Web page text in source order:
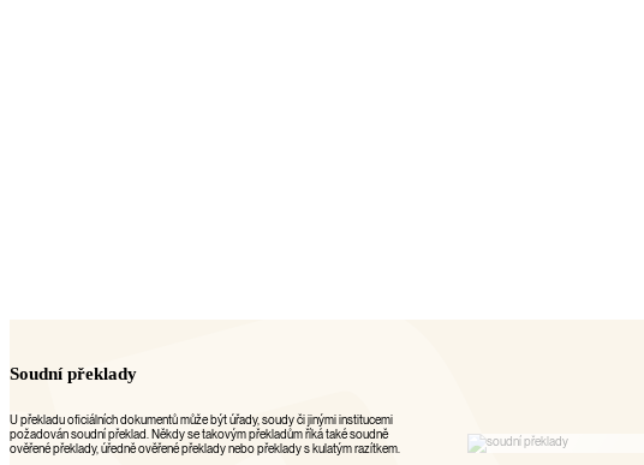
Soudní překlady
U překladu oficiálních dokumentů může být úřady, soudy či jinými institucemi
požadován soudní překlad. Někdy se takovým překladům říká také soudně
ověřené překlady, úředně ověřené překlady nebo překlady s kulatým razítkem.